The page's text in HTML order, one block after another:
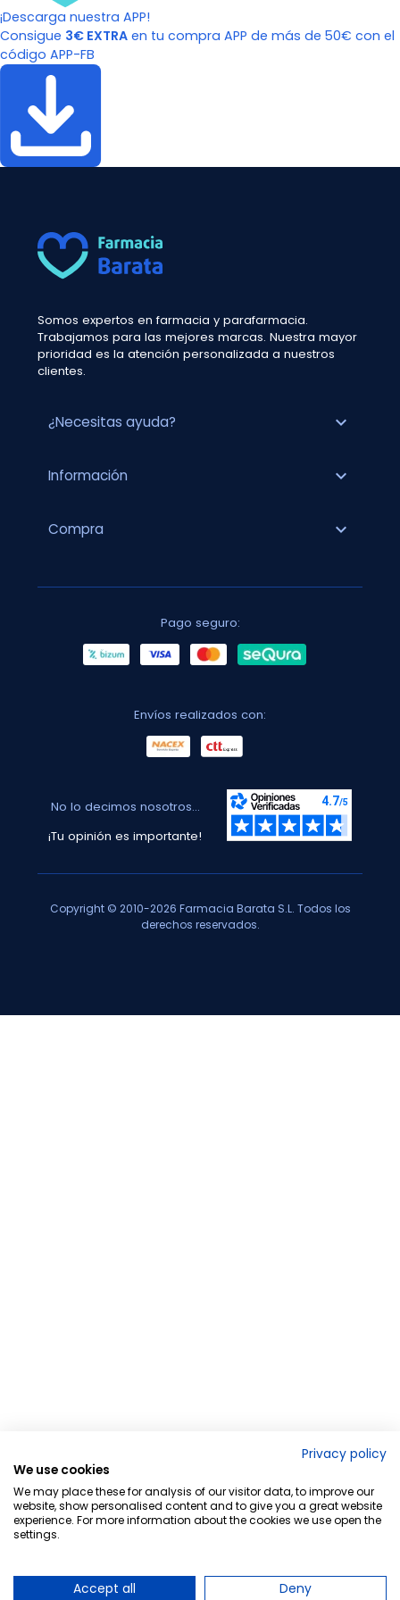
¡Descarga nuestra APP!
Consigue 3€ EXTRA en tu compra APP de más de 50€ con el
código APP-FB
Somos expertos en farmacia y parafarmacia.
Trabajamos para las mejores marcas. Nuestra mayor
prioridad es la atención personalizada a nuestros
clientes.
¿Necesitas ayuda? expand_more
Información expand_more
Compra expand_more
Pago seguro:
Envíos realizados con:
No lo decimos nosotros...
¡Tu opinión es importante!
Copyright © 2010-2026 Farmacia Barata S.L. Todos los
derechos reservados.
Privacy policy
We use cookies
We may place these for analysis of our visitor data, to improve our
website, show personalised content and to give you a great website
experience. For more information about the cookies we use open the
settings.
Accept all Deny